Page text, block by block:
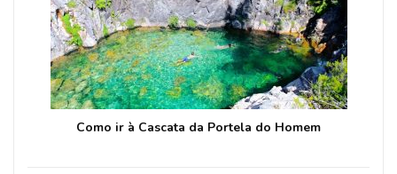
Como ir à Cascata da Portela do Homem